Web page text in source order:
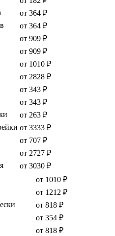
от 364 ₽
от 364 ₽
от 909 ₽
от 909 ₽
от 1010 ₽
от 2828 ₽
от 343 ₽
от 343 ₽
от 263 ₽
от 3333 ₽
от 707 ₽
от 2727 ₽
от 3030 ₽
от 1010 ₽
от 1212 ₽
от 818 ₽
от 354 ₽
от 818 ₽